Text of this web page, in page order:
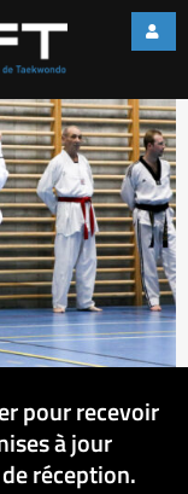
pour recevoir
à jour
réception.